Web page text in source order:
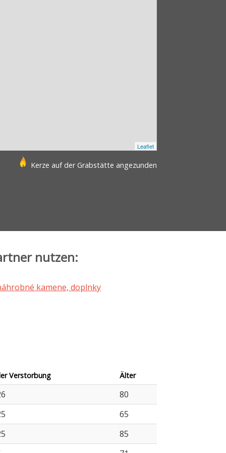
Leaflet
Kerze auf der Grabstätte angezunden
nutzen:
Verstorbung Älter
80
65
85